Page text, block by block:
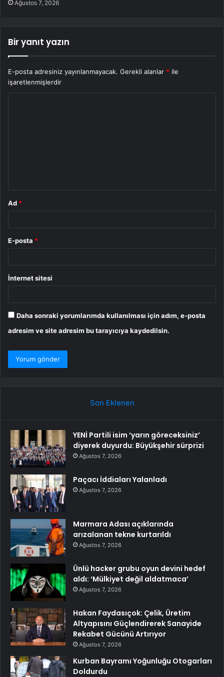
Ağustos 7, 2026
Bir yanıt yazın
E-posta adresiniz yayınlanmayacak. Gerekli alanlar * ile
işaretlenmişlerdir
Ad *
E-posta *
İnternet sitesi
Daha sonraki yorumlarımda kullanılması için adım, e-posta
adresim ve site adresim bu tarayıcıya kaydedilsin.
Son Eklenen
YENİ Partili isim ‘yarın göreceksiniz’
diyerek duyurdu: Büyükşehir sürprizi
Ağustos 7, 2026
Paçacı İddiaları Yalanladı
Ağustos 7, 2026
Marmara Adası açıklarında
arızalanan tekne kurtarıldı
Ağustos 7, 2026
Ünlü hacker grubu oyun devini hedef
aldı: ‘Mülkiyet değil aldatmaca’
Ağustos 7, 2026
Hakan Faydasıçok: Çelik, Üretim
Altyapısını Güçlendirerek Sanayide
Rekabet Gücünü Artırıyor
Ağustos 7, 2026
Kurban Bayramı Yoğunluğu Otogarları
Doldurdu